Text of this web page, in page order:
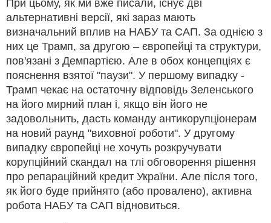
При цьому, як ми вже писали, існує дві
альтернативні версії, які зараз мають
визначальний вплив на НАБУ та САП. За однією з
них це Трамп, за другою – європейці та структури,
пов'язані з Демпартією. Але в обох концепціях є
пояснення взятої "паузи". У першому випадку -
Трамп чекає на остаточну відповідь Зеленського
на його мирний план і, якщо він його не
задовольнить, дасть команду антикорупціонерам
на новий раунд "виховної роботи". У другому
випадку європейці не хочуть розкручувати
корупційний скандал на тлі обговорення рішення
про репараційний кредит України. Але після того,
як його буде прийнято (або провалено), активна
робота НАБУ та САП відновиться.